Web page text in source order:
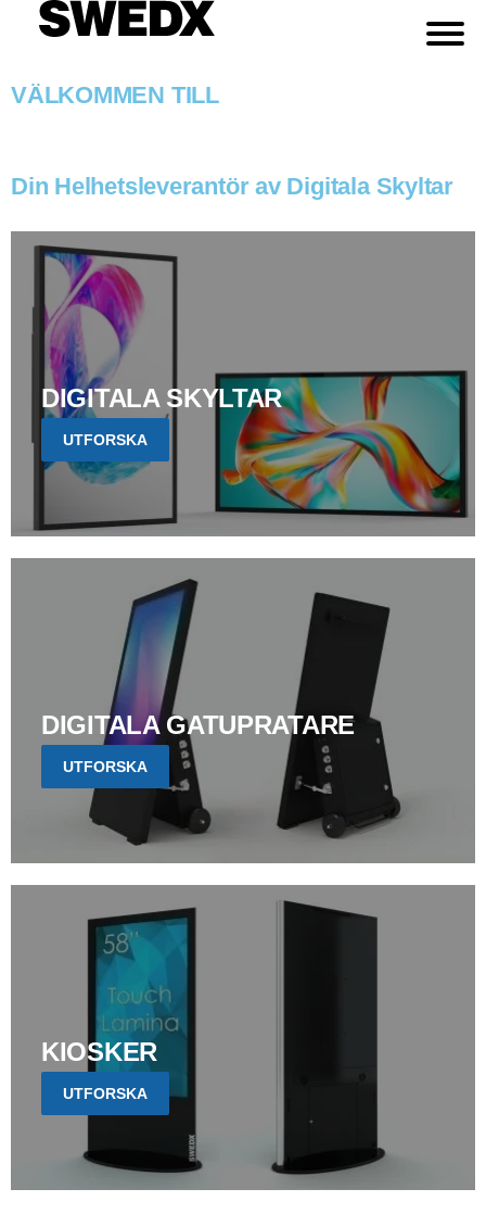
VÄLKOMMEN TILL
Din Helhetsleverantör av Digitala Skyltar
DIGITALA SKYLTAR
UTFORSKA
DIGITALA GATUPRATARE
UTFORSKA
KIOSKER
UTFORSKA